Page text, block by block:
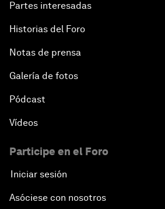
Partes interesadas
Historias del Foro
Notas de prensa
Galería de fotos
Pódcast
Vídeos
Participe en el Foro
Iniciar sesión
Asóciese con nosotros